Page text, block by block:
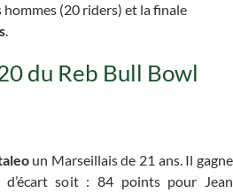
(20 riders) et la finale
du Reb Bull Bowl
un Marseillais de 21 ans. Il gagne
soit : 84 points pour Jean